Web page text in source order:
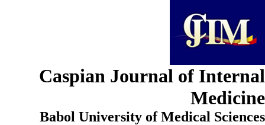
Caspian Journal of
Babol University of Medical